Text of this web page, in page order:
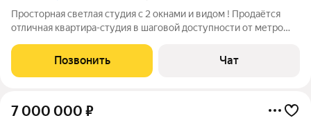
Просторная светлая студия с 2 окнами и видом ! Продаётся
отличная квартира-студия в шаговой доступности от метро
для сдачи в аренду! О квартире и планировке Планировка:
Одна из самых
Позвонить Чат
7 000 000 ₽